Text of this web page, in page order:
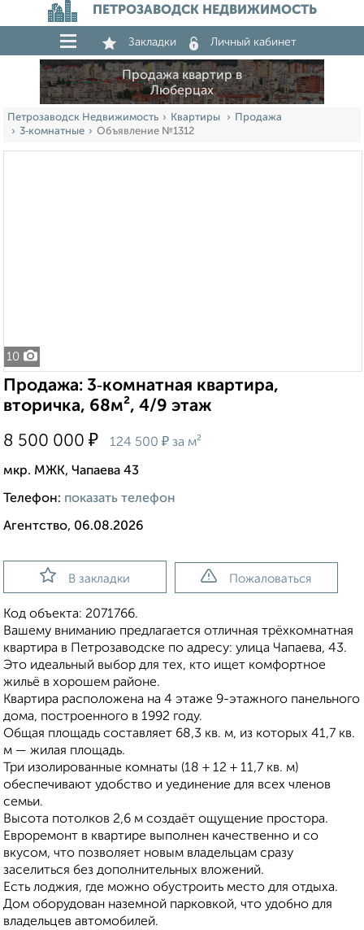
ПЕТРОЗАВОДСК НЕДВИЖИМОСТЬ
Закладки Личный кабинет
Продажа квартир в
Люберцах
Петрозаводск Недвижимость Квартиры
Продажа
3‑комнатные
Объявление №1312
10
Продажа: 3‑комнатная квартира,
вторичка, 68м², 4/9 этаж
8 500 000 ₽ 124 500 ₽ за м²
мкр. МЖК, Чапаева 43
Телефон: показать телефон
Агентство, 06.08.2026
В закладки Пожаловаться
Код объекта: 2071766.
Вашему вниманию предлагается отличная трёхкомнатная
квартира в Петрозаводске по адресу: улица Чапаева, 43.
Это идеальный выбор для тех, кто ищет комфортное
жильё в хорошем районе.
Квартира расположена на 4 этаже 9-этажного панельного
дома, построенного в 1992 году.
Общая площадь составляет 68,3 кв. м, из которых 41,7 кв.
м — жилая площадь.
Три изолированные комнаты (18 + 12 + 11,7 кв. м)
обеспечивают удобство и уединение для всех членов
семьи.
Высота потолков 2,6 м создаёт ощущение простора.
Евроремонт в квартире выполнен качественно и со
вкусом, что позволяет новым владельцам сразу
заселиться без дополнительных вложений.
Есть лоджия, где можно обустроить место для отдыха.
Дом оборудован наземной парковкой, что удобно для
владельцев автомобилей.